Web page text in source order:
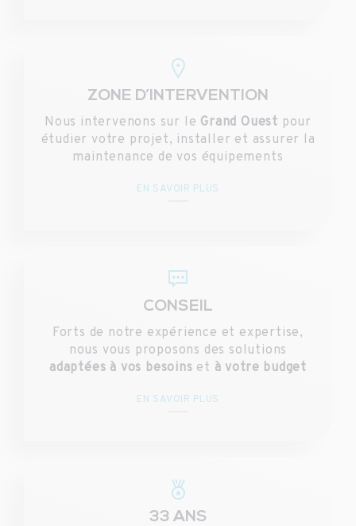
ZONE D’INTERVENTION
Nous intervenons sur le Grand Ouest pour
étudier votre projet, installer et assurer la
maintenance de vos équipements
EN SAVOIR PLUS
CONSEIL
Forts de notre expérience et expertise,
nous vous proposons des solutions
adaptées à vos besoins et à votre budget
EN SAVOIR PLUS
33 ANS